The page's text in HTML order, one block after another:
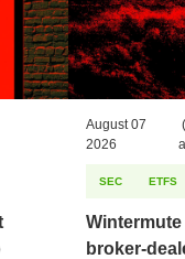
August 07
2026
SEC ETFS
broker-